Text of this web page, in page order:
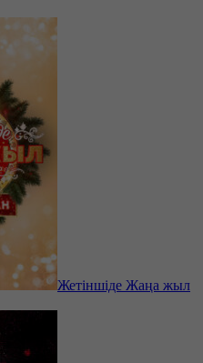
Жетіншіде Жаңа жыл